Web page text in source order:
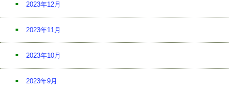
2023年12月
2023年11月
2023年10月
2023年9月